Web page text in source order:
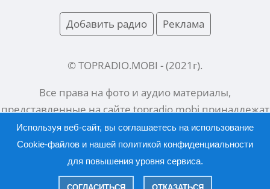
Добавить радио Реклама
© TOPRADIO.MOBI - (2021 г).
Все права на фото и аудио материалы,
представленные на сайтеtopradio.mobiпринадлежат
их законным владельцам.
Русский | English
Используя веб-сайт, вы соглашаетесь на использование
Cookie-файлов и нашей политикой конфиденциальности
для повышения уровня сервиса.